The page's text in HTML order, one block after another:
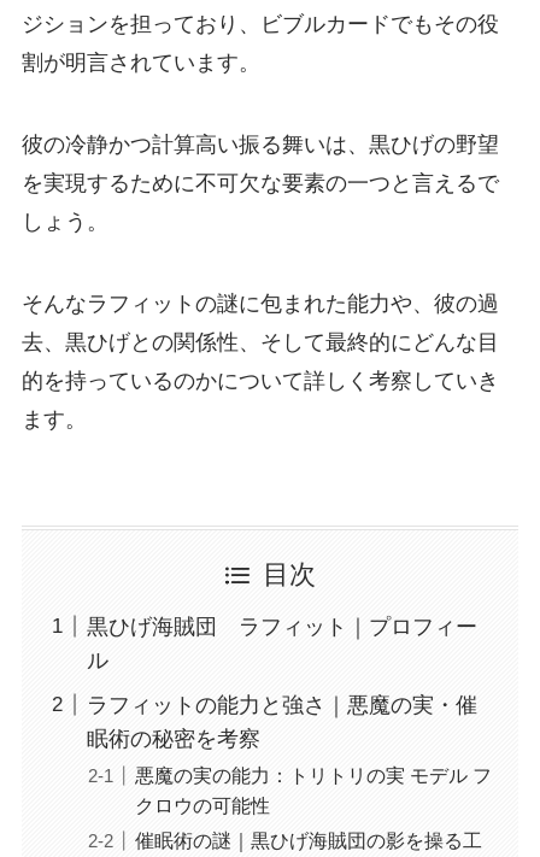
ジションを担っており、ビブルカードでもその役
割が明言されています。
彼の冷静かつ計算高い振る舞いは、黒ひげの野望
を実現するために不可欠な要素の一つと言えるで
しょう。
そんなラフィットの謎に包まれた能力や、彼の過
去、黒ひげとの関係性、そして最終的にどんな目
的を持っているのかについて詳しく考察していき
ます。
目次
黒ひげ海賊団 ラフィット｜プロフィー
ル
ラフィットの能力と強さ｜悪魔の実・催
眠術の秘密を考察
悪魔の実の能力：トリトリの実 モデル フ
クロウの可能性
催眠術の謎｜黒ひげ海賊団の影を操る工